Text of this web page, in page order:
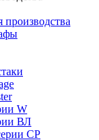
производства
W
ВЛ
СР